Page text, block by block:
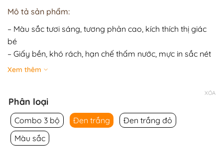
Mô tả sản phẩm:
– Màu sắc tươi sáng, tương phản cao, kích thích thị giác
bé
– Giấy bền, khó rách, hạn chế thấm nước, mực in sắc nét
không phai
Xem thêm
Phân loại
Combo 3 bộ Đen trắng
Đen trắng đỏ
Màu sắc
XÓA